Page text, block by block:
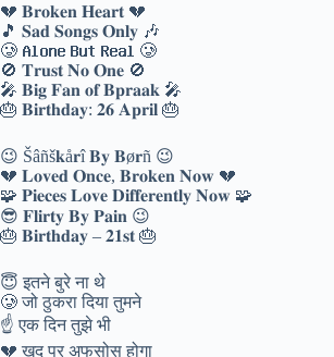
💔 𝐁𝐫𝐨𝐤𝐞𝐧 𝐇𝐞𝐚𝐫𝐭 💔
🎵 𝐒𝐚𝐝 𝐒𝐨𝐧𝐠𝐬 𝐎𝐧𝐥𝐲 🎶
🥲 𝐀𝐥𝐨𝐧𝐞 𝐁𝐮𝐭 𝐑𝐞𝐚𝐥 🥲
🚫 𝐓𝐫𝐮𝐬𝐭 𝐍𝐨 𝐎𝐧𝐞 🚫
🎤 𝐁𝐢𝐠 𝐅𝐚𝐧 𝐨𝐟 𝐁𝐩𝐫𝐚𝐚𝐤 🎤
🎂 𝐁𝐢𝐫𝐭𝐡𝐝𝐚𝐲: 𝟐𝟔 𝐀𝐩𝐫𝐢𝐥 🎂
😉 Šâñš𝐤å𝐫î 𝐁𝐲 𝐁ø𝐫ñ 😉
💔 𝐋𝐨𝐯𝐞𝐝 𝐎𝐧𝐜𝐞, 𝐁𝐫𝐨𝐤𝐞𝐧 𝐍𝐨𝐰 💔
🧩 𝐏𝐢𝐞𝐜𝐞𝐬 𝐋𝐨𝐯𝐞 𝐃𝐢𝐟𝐟𝐞𝐫𝐞𝐧𝐭𝐥𝐲 𝐍𝐨𝐰 🧩
😎 𝐅𝐥𝐢𝐫𝐭𝐲 𝐁𝐲 𝐏𝐚𝐢𝐧 😉
🎂 𝐁𝐢𝐫𝐭𝐡𝐝𝐚𝐲 – 𝟐𝟏𝐬𝐭 🎂
😇 इतने बुरे ना थे
🥲 जो ठुकरा दिया तुमने
☝️ एक दिन तुझे भी
💔 खुद पर अफसोस होगा